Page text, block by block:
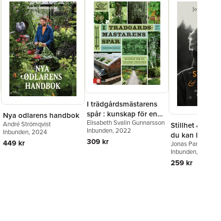
Nya odlarens handbok
André Strömqvist
Inbunden, 2024
449 kr
I trädgårdsmästarens
spår : kunskap för en
hållbar trädgård
Elisabeth Svalin Gunnarsson
Inbunden, 2022
309 kr
Stillhet &
du kan läka
bli starkare
Jonas Parandian
Inbunden, 2024
259 kr